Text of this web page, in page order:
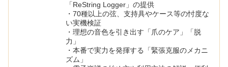
「ReString Logger」の提供
・70種以上の弦、支持具やケース等の忖度な
い実機検証
・理想の音色を引き出す「爪のケア」「脱
力」
・本番で実力を発揮する「緊張克服のメカニ
ズム」